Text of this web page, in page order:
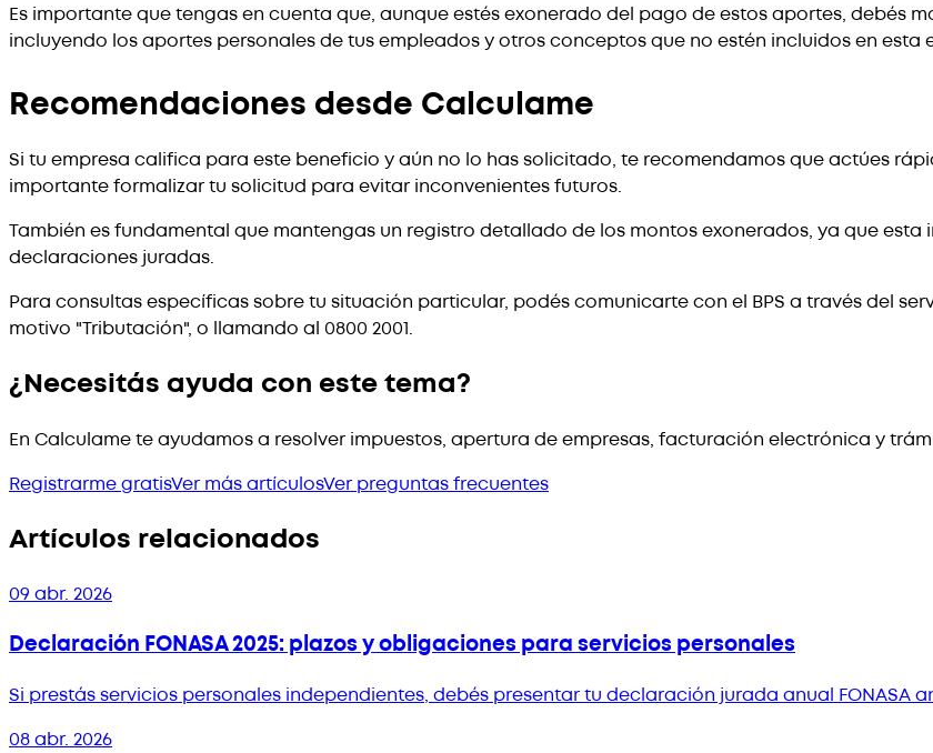
Es importante que tengas en cuenta que, aunque estés exonerado del pago de estos aportes, debés
incluyendo los aportes personales de tus empleados y otros conceptos que no estén incluidos en esta
Recomendaciones desde Calculame
Si tu empresa califica para este beneficio y aún no lo has solicitado, te recomendamos que actúes
importante formalizar tu solicitud para evitar inconvenientes futuros.
También es fundamental que mantengas un registro detallado de los montos exonerados, ya que
declaraciones juradas.
Para consultas específicas sobre tu situación particular, podés comunicarte con el BPS a través del
motivo "Tributación", o llamando al 0800 2001.
¿Necesitás ayuda con este tema?
En Calculame te ayudamos a resolver impuestos, apertura de empresas, facturación electrónica y
Registrarme gratisVer más artículosVer preguntas frecuentes
Artículos relacionados
09 abr. 2026
Declaración FONASA 2025: plazos y obligaciones para servicios personales
Si prestás servicios personales independientes, debés presentar tu declaración jurada anual FONASA
08 abr. 2026